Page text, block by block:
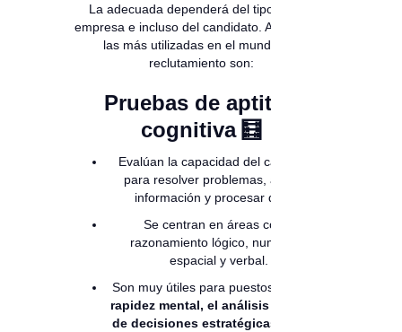
La adecuada dependerá del tipo de rol,
empresa e incluso del candidato. Algunas de
las más utilizadas en el mundo del
reclutamiento son:
Pruebas de aptitud
cognitiva 🧮
Evalúan la capacidad del candidato
para resolver problemas, analizar
información y procesar datos.
Se centran en áreas como
razonamiento lógico, numérico,
espacial y verbal.
Son muy útiles para puestos donde la
rapidez mental, el análisis y la toma
de decisiones estratégicas